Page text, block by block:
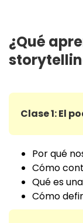
¿Qué
Clase 1: El
Por qué
Cómo
Qué es
Cómo